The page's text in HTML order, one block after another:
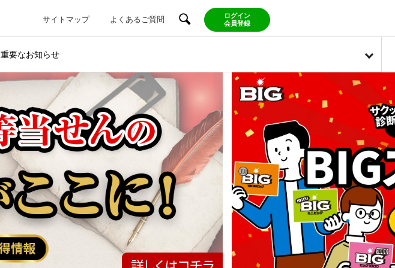
サイトマップ よくあるご質問
ログイン
会員登録
重要なお知らせ